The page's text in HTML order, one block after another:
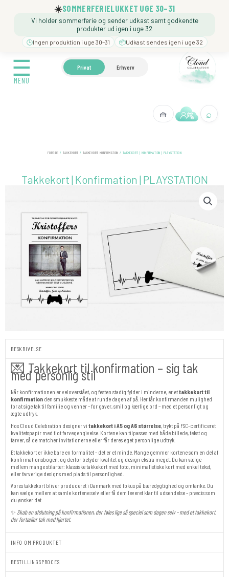
☀️SOMMERFERIELUKKET UGE 30–31
Vi holder sommerferie og sender udkast samt godkendte
produkter ud igen i uge 32
🕒Ingen produktion i uge 30–31 📦Udkast sendes igen i uge 32
☰
MENU
Privat Erhverv
🧺 ⌕
☰
MENU
🍼 BARNEDÅB ❓️ BESØG
FORSIDE / TAKKEKORT / TAKKEKORT KONFIRMATION / TAKKEKORT | KONFIRMATION | PLAYSTATION
Takkekort | Konfirmation | PLAYSTATION
BESKRIVELSE
💌 Takkekort til konfirmation – sig tak
med personlig stil
Når konfirmationen er veloverstået, og festen stadig fylder i minderne, er ettakkekort til
konfirmation den smukkeste måde at runde dagen af på. Her får konfirmanden mulighed
for at sige tak til familie og venner – for gaver, smil og kærlige ord – med et personligt og
ægte udtryk.
Hos Cloud Celebration designer vi takkekort i A5 og A6 størrelse, trykt på FSC-certificeret
kvalitetspapir med flot farvegengivelse. Kortene kan tilpasses med både billede, tekst og
farver, så de matcher invitationerne eller får deres eget personlige udtryk.
Et takkekort er ikke bare en formalitet – det er et minde. Mange gemmer kortene som en del af
konfirmationsbogen, og derfor betyder kvalitet og design ekstra meget. Du kan vælge
mellem mange stilarter: klassiske takkekort med foto, minimalistiske kort med enkel tekst,
eller farverige designs med plads til personlighed.
Vores takkekort bliver produceret i Danmark med fokus på bæredygtighed og omtanke. Du
kan vælge mellem at samle kortene selv eller få dem leveret klar til udsendelse – præcis som
du ønsker det.
✨ Skab en afslutning på konfirmationen, der føles lige så speciel som dagen selv – med et takkekort,
der fortæller tak med hjertet.
INFO OM PRODUKTET
BESTILLINGSPROCES